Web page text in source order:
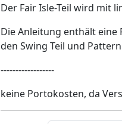
Der Fair Isle-Teil wird mit
Die Anleitung enthält eine
den Swing Teil und
------------------
keine Portokosten, da